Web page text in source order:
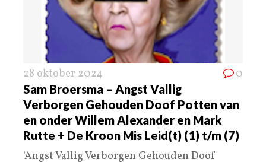
28 oktober 2024 0
Sam Broersma – Angst Vallig
Verborgen Gehouden Doof Potten van
en onder Willem Alexander en Mark
Rutte + De Kroon Mis Leid(t) (1) t/m (7)
‘Angst Vallig Verborgen Gehouden Doof